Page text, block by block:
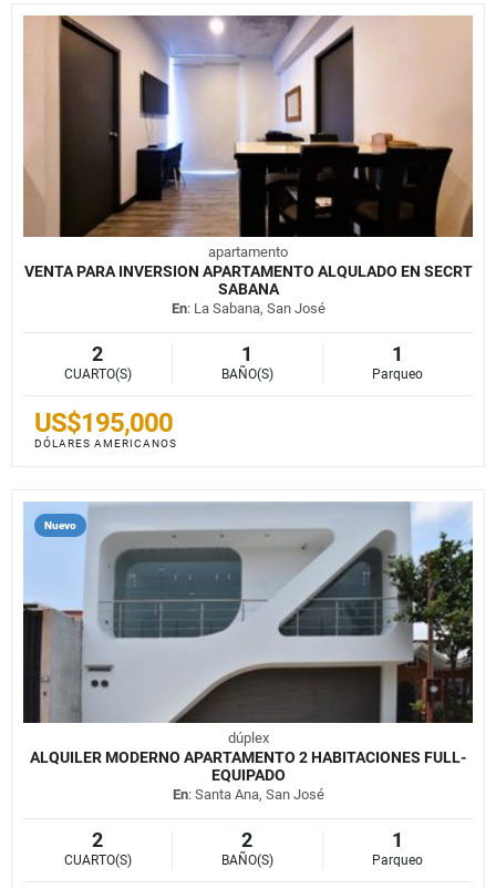
apartamento
VENTA PARA INVERSION APARTAMENTO ALQULADO EN SECRT
SABANA
En: La Sabana, San José
2
CUARTO(S)
1
BAÑO(S)
1
Parqueo
US$195,000
DÓLARES AMERICANOS
Nuevo
dúplex
ALQUILER MODERNO APARTAMENTO 2 HABITACIONES FULL-
EQUIPADO
En: Santa Ana, San José
2
CUARTO(S)
2
BAÑO(S)
1
Parqueo